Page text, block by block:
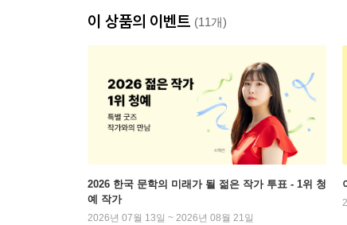
이 상품의 이벤트 (11개)
2026 한국 문학의 미래가 될 젊은 작가 투표 - 1위 청
예 작가
2026년 07월 13일 ~ 2026년 08월 21일